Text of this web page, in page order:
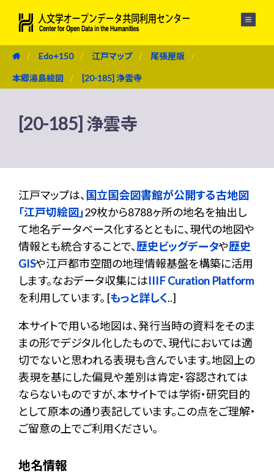
Edo+150 江戸マップ 尾張屋版
本郷湯島絵図 [20-185] 浄雲寺
[20-185] 浄雲寺
江戸マップは、 国立国会図書館が公開する古地図
「江戸切絵図」29枚から8788ヶ所の地名を抽出し
て地名データベース化するとともに、現代の地図や
情報とも統合することで、歴史ビッグデータや歴史
GISや江戸都市空間の地理情報基盤を構築に活用
します。なおデータ収集にはIIIF Curation Platform
を利用しています。 [もっと詳しく..]
本サイトで用いる地図は、発行当時の資料をそのま
まの形でデジタル化したもので、現代においては適
切でないと思われる表現も含んでいます。地図上の
表現を基にした偏見や差別は肯定・容認されては
ならないものですが、本サイトでは学術・研究目的
として原本の通り表記しています。この点をご理解・
ご留意の上でご利用ください。
地名情報